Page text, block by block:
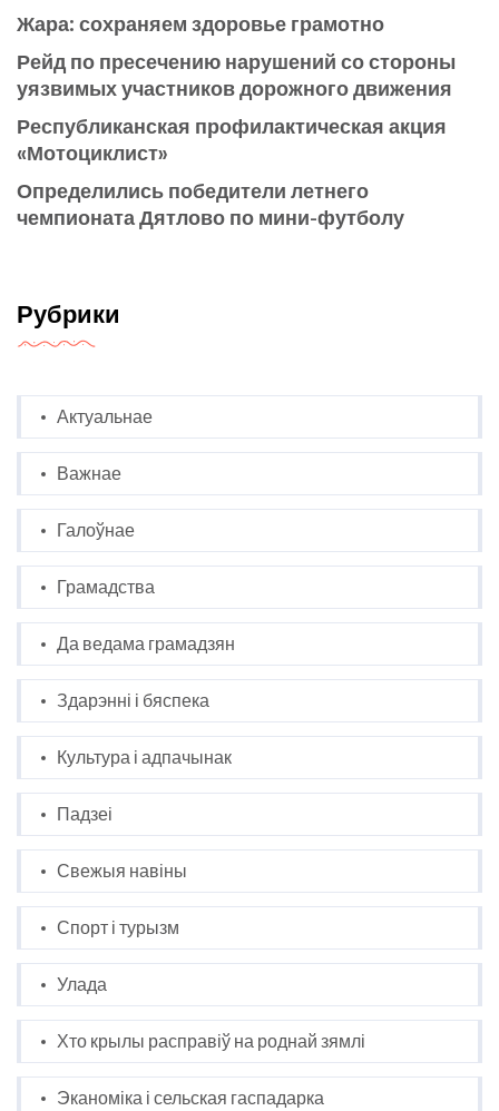
Жара: сохраняем здоровье грамотно
Рейд по пресечению нарушений со стороны
уязвимых участников дорожного движения
Республиканская профилактическая акция
«Мотоциклист»
Определились победители летнего
чемпионата Дятлово по мини-футболу
Рубрики
Актуальнае
Важнае
Галоўнае
Грамадства
Да ведама грамадзян
Здарэнні і бяспека
Культура і адпачынак
Падзеі
Свежыя навіны
Спорт і турызм
Улада
Хто крылы расправіў на роднай зямлі
Эканоміка і сельская гаспадарка